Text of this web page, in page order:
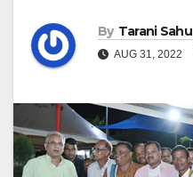
By Tarani Sahu
AUG 31, 2022